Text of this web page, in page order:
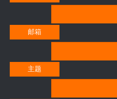
邮箱
主题